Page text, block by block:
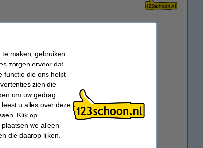
21% BTW
huis
Bestellen
maken, gebruiken
zorgen ervoor dat
functie die ons helpt
zien die
om uw gedrag
leest u alles over deze
Klik op
we alleen
die daarop lijken.